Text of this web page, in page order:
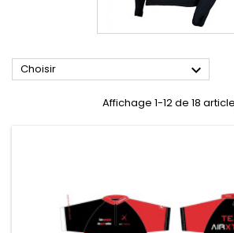
Choisir 
Affichage 1-12 de 18